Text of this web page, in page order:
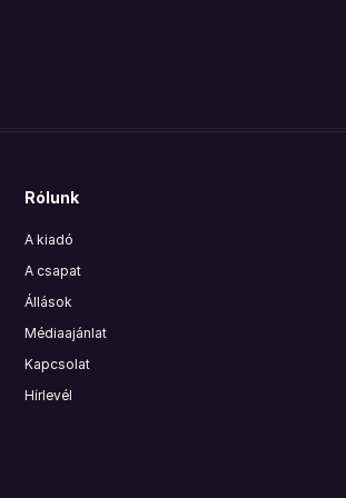
Rólunk
A kiadó
A csapat
Állások
Médiaajánlat
Kapcsolat
Hírlevél